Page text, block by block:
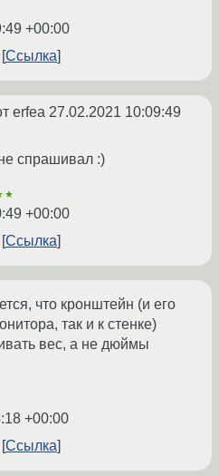
+00:00
Ссылка
erfea 27.02.2021 10:09:49
спрашивал :)
+00:00
Ссылка
что кронштейн (и его
так и к стенке)
вес, а не дюймы
+00:00
Ссылка